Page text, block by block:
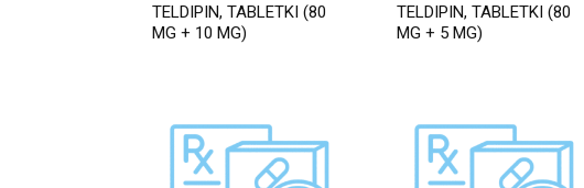
TELDIPIN, TABLETKI (80
MG + 10 MG)
TELDIPIN, TABLETKI (80
MG + 5 MG)